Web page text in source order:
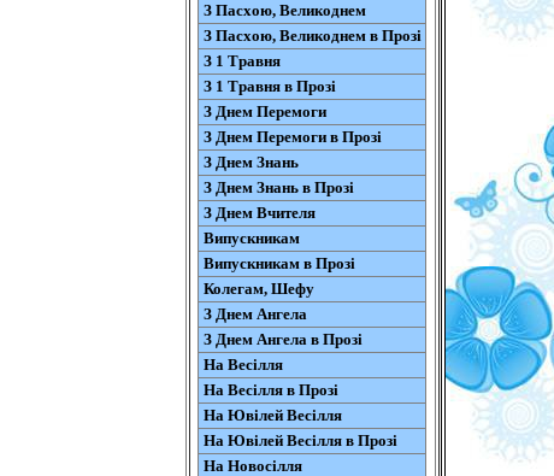
З Пасхою, Великоднем
З Пасхою, Великоднем в Прозі
З 1 Травня
З 1 Травня в Прозі
З Днем Перемоги
З Днем Перемоги в Прозі
З Днем Знань
З Днем Знань в Прозі
З Днем Вчителя
Випускникам
Випускникам в Прозі
Колегам, Шефу
З Днем Ангела
З Днем Ангела в Прозі
На Весілля
На Весілля в Прозі
На Ювілей Весілля
На Ювілей Весілля в Прозі
На Новосілля